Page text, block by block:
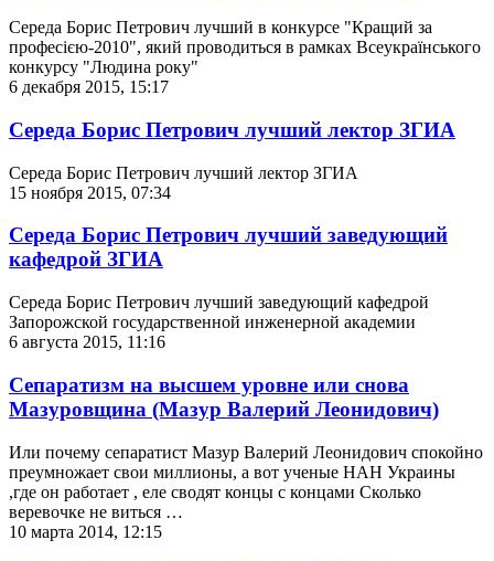
Середа Борис Петрович лучший в конкурсе "Кращий за
професією-2010", який проводиться в рамках Всеукраїнського
конкурсу "Людина року"
6 декабря 2015, 15:17
Середа Борис Петрович лучший лектор ЗГИА
Середа Борис Петрович лучший лектор ЗГИА
15 ноября 2015, 07:34
Середа Борис Петрович лучший заведующий
кафедрой ЗГИА
Середа Борис Петрович лучший заведующий кафедрой
Запорожской государственной инженерной академии
6 августа 2015, 11:16
Сепаратизм на высшем уровне или снова
Мазуровщина (Мазур Валерий Леонидович)
Или почему сепаратист Мазур Валерий Леонидович спокойно
преумножает свои миллионы, а вот ученые НАН Украины
,где он работает , еле сводят концы с концами Сколько
веревочке не виться …
10 марта 2014, 12:15